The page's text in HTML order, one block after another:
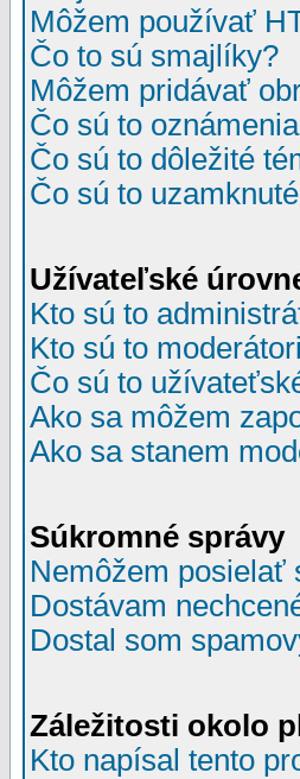
Môžem používať
Čo to sú smajlíky?
Môžem pridávať
Čo sú to
Čo sú to dôležité
Čo sú to
Užívateľské
Kto sú to
Kto sú to
Čo sú to
Ako sa môžem
Ako sa stanem
Súkromné správy
Nemôžem posielať
Dostávam
Dostal som
Záležitosti okolo
Kto napísal tento